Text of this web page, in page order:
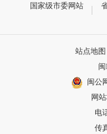
国家级市委网站
站点地图
闽公
网
电
传